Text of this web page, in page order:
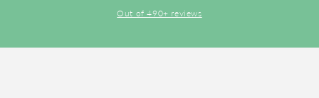
Out of 490+ reviews